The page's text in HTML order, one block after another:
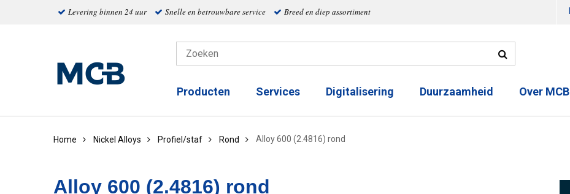
Levering binnen 24 uur Snelle en betrouwbare service Breed en diep assortiment
Producten Services Digitalisering Duurzaamheid Over MCB
Home Nickel Alloys Profiel/staf Rond Alloy 600 (2.4816) rond
Alloy 600 (2.4816) rond